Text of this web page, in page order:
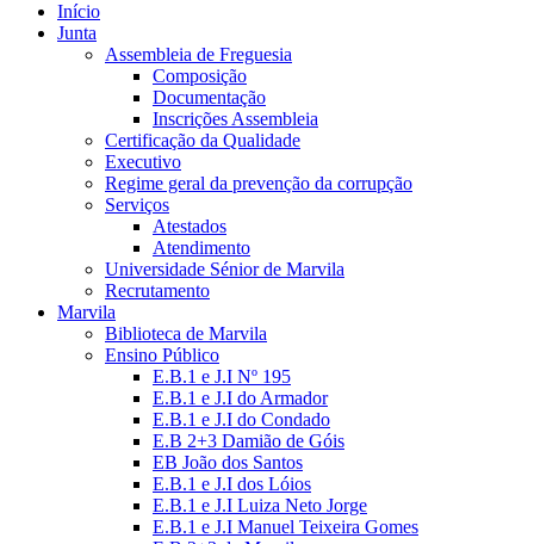
Início
Junta
Assembleia de Freguesia
Composição
Documentação
Inscrições Assembleia
Certificação da Qualidade
Executivo
Regime geral da prevenção da corrupção
Serviços
Atestados
Atendimento
Universidade Sénior de Marvila
Recrutamento
Marvila
Biblioteca de Marvila
Ensino Público
E.B.1 e J.I Nº 195
E.B.1 e J.I do Armador
E.B.1 e J.I do Condado
E.B 2+3 Damião de Góis
EB João dos Santos
E.B.1 e J.I dos Lóios
E.B.1 e J.I Luiza Neto Jorge
E.B.1 e J.I Manuel Teixeira Gomes